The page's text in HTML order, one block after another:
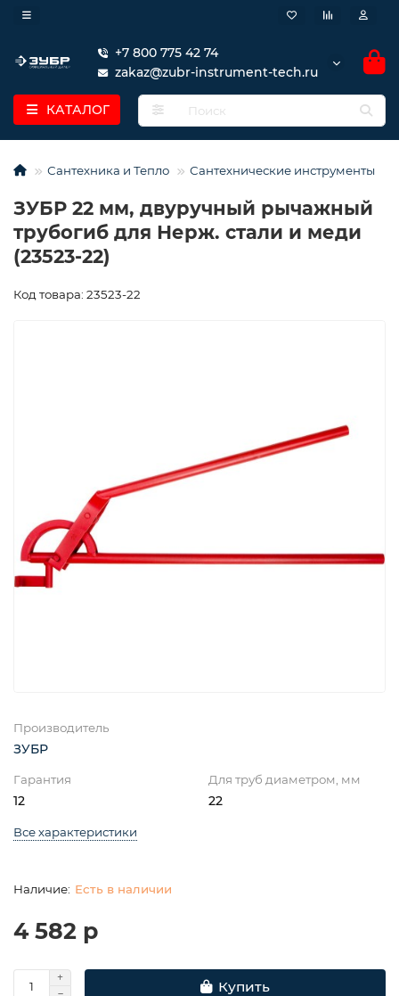
+7 800 775 42 74
zakaz@zubr-instrument-tech.ru
КАТАЛОГ
Сантехника и Тепло Сантехнические инструменты
ЗУБР 22 мм, двуручный рычажный
трубогиб для Нерж. стали и меди
(23523-22)
Код товара: 23523-22
Производитель
ЗУБР
Гарантия
12
Для труб диаметром, мм
22
Все характеристики
Есть в наличии
4 582 р
Купить